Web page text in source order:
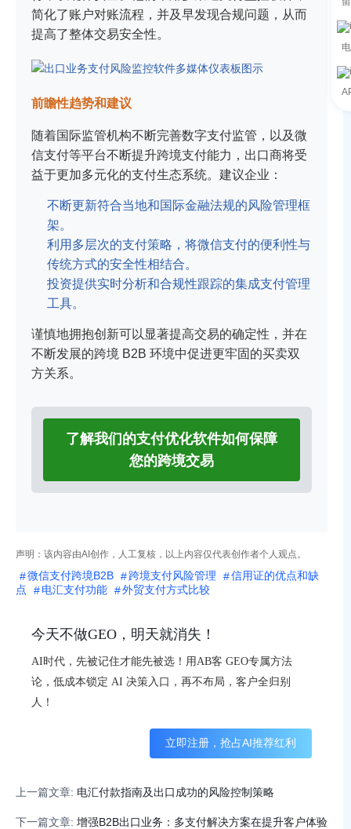
简化了账户对账流程，并及早发现合规问题，从而
提高了整体交易安全性。
前瞻性趋势和建议
随着国际监管机构不断完善数字支付监管，以及微
信支付等平台不断提升跨境支付能力，出口商将受
益于更加多元化的支付生态系统。建议企业：
不断更新符合当地和国际金融法规的风险管理框
架。
利用多层次的支付策略，将微信支付的便利性与
传统方式的安全性相结合。
投资提供实时分析和合规性跟踪的集成支付管理
工具。
谨慎地拥抱创新可以显著提高交易的确定性，并在
不断发展的跨境 B2B 环境中促进更牢固的买卖双
方关系。
了解我们的支付优化软件如何保障
您的跨境交易
声明：该内容由AI创作，人工复核，以上内容仅代表创作者个人观点。
微信支付跨境B2B 跨境支付风险管理
信用证的优点和缺
点
电汇支付功能 外贸支付方式比较
今天不做GEO，明天就消失！
AI时代，先被记住才能先被选！用AB客 GEO专属方法
论，低成本锁定 AI 决策入口，再不布局，客户全归别
人！
立即注册，抢占AI推荐红利
上一篇文章: 电汇付款指南及出口成功的风险控制策略
下一篇文章: 增强B2B出口业务：多支付解决方案在提升客户体验